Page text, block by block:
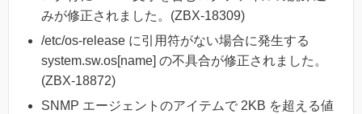
みが修正されました。(ZBX-18309)
/etc/os-release に引用符がない場合に発生する
system.sw.os[name] の不具合が修正されました。
(ZBX-18872)
SNMP エージェントのアイテムで 2KB を超える値